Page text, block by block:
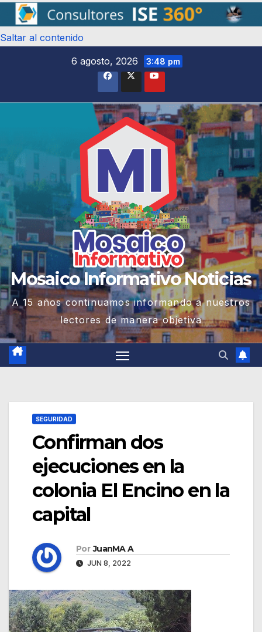
Saltar al contenido
6 agosto, 2026
3:48 pm
Mosaico Informativo Noticias
A 15 años continuamos informando a nuestros
lectores de manera objetiva
SEGURIDAD
Confirman dos
ejecuciones en la
colonia El Encino en la
capital
Por JuanMA A
JUN 8, 2022